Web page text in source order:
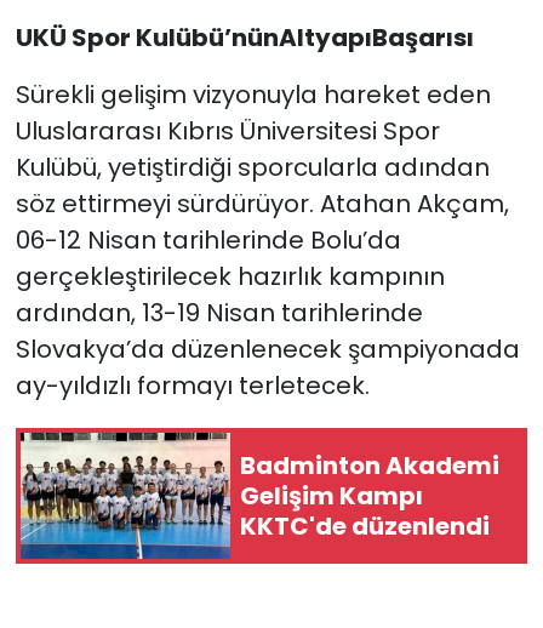
UKÜ Spor Kulübü’nünAltyapıBaşarısı
Sürekli gelişim vizyonuyla hareket eden
Uluslararası Kıbrıs Üniversitesi Spor
Kulübü, yetiştirdiği sporcularla adından
söz ettirmeyi sürdürüyor. Atahan Akçam,
06-12 Nisan tarihlerinde Bolu’da
gerçekleştirilecek hazırlık kampının
ardından, 13-19 Nisan tarihlerinde
Slovakya’da düzenlenecek şampiyonada
ay-yıldızlı formayı terletecek.
Badminton Akademi
Gelişim Kampı
KKTC'de düzenlendi